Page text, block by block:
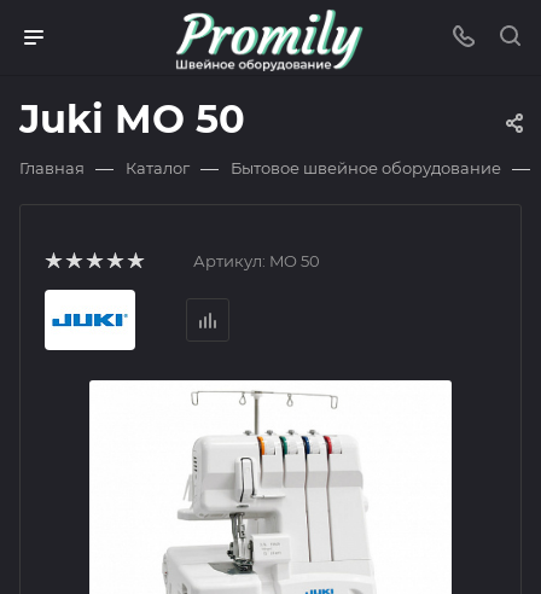
Juki MO 50
Главная — Каталог — Бытовое швейное оборудование —
Артикул: MO 50